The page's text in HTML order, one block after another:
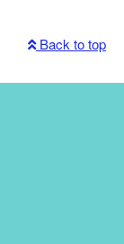
Back to top